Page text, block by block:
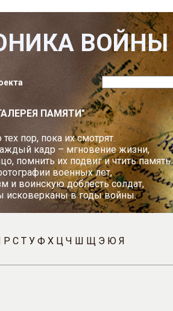
ВОЙНЫ
ПАМЯТИ"
пор, пока их смотрят.
кадр – мгновение жизни,
помнить их подвиг и чтить память.
военных лет,
и воинскую доблесть солдат,
исковерканы в годы войны.
Р С Т У Ф Х Ц Ч Ш Щ Э Ю Я